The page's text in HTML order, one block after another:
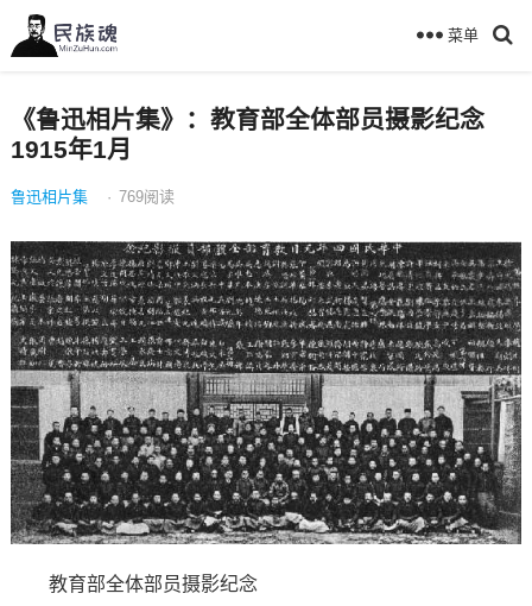
菜单
《鲁迅相片集》：教育部全体部员摄影纪念
1915年1月
鲁迅相片集 · 769阅读
教育部全体部员摄影纪念